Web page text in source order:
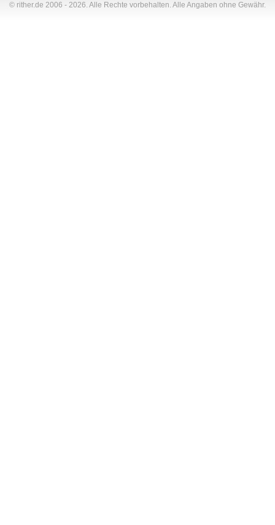
© rither.de 2006 - 2026. Alle Rechte vorbehalten. Alle Angaben ohne Gewähr.